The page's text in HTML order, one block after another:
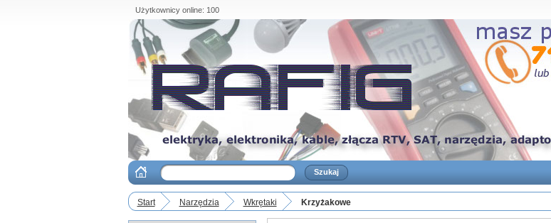
Użytkownicy online: 100
Start Narzędzia Wkrętaki Krzyżakowe